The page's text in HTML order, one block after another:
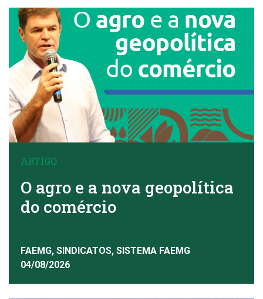
ARTIGO
O agro e a nova geopolítica
do comércio
FAEMG, SINDICATOS, SISTEMA FAEMG
04/08/2026